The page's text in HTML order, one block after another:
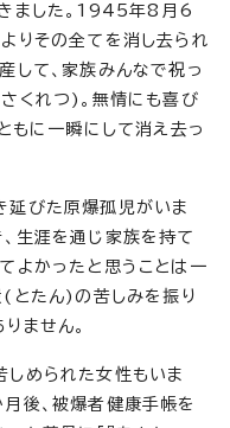
きました。1945年8月6
りその全てを消し去られ
して、家族みんなで祝っ
くれつ)。無情にも喜び
もに一瞬にして消え去っ
延びた原爆孤児がいま
生涯を通じ家族を持て
よかったと思うことは一
(とたん)の苦しみを振り
ません。
しめられた女性もいま
後、被爆者健康手帳を